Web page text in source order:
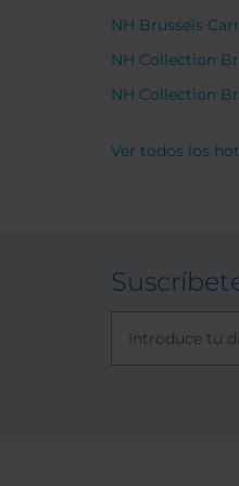
consistently
NH Brussels
NH Collection
NH Collection
Ver todos los